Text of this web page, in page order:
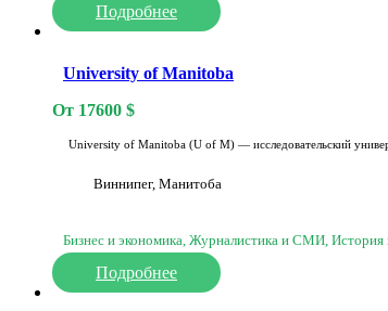
Подробнее
University of Manitoba
От 17600 $
University of Manitoba (U of M) — исследовательский
Виннипег, Манитоба
Бизнес и экономика, Журналистика и СМИ, История
Подробнее